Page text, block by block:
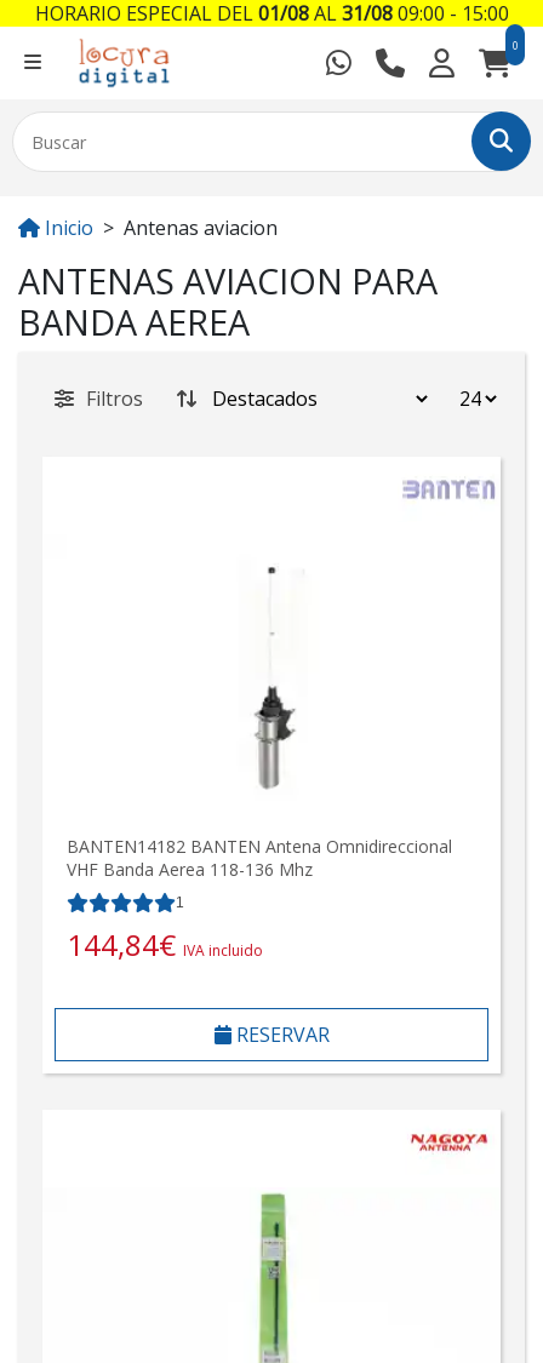
0
Inicio Antenas aviacion
ANTENAS AVIACION PARA
BANDA AEREA
Filtros
BANTEN14182 BANTEN Antena Omnidireccional
VHF Banda Aerea 118-136 Mhz
1
144,84€ IVA incluido
RESERVAR
HORARIO ESPECIAL DEL01/08AL31/0809:00 - 15:00